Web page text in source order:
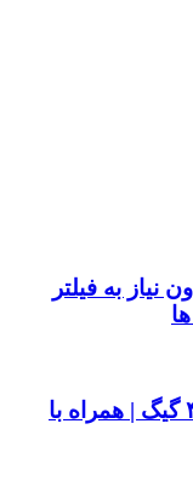
به فیلتر
۱۰ بازی پیشنهادی برای رم زیر ۴ گیگ | همراه با